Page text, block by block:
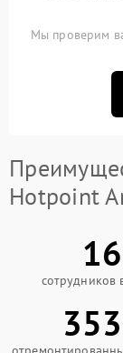
Мы проверим
Hotpoint
16
сотрудников